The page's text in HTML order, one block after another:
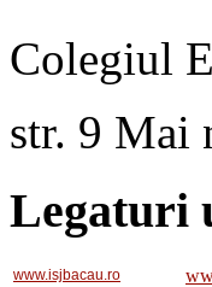
Colegiul
str. 9 Mai
Legaturi
www.isjbacau.ro